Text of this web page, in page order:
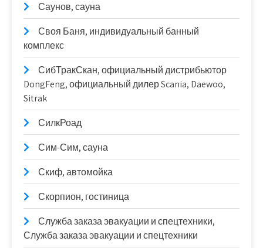
Саунов, сауна
Своя Баня, индивидуальный банный
комплекс
СибТракСкан, официальный дистрибьютор
DongFeng, официальный дилер Scania, Daewoo,
Sitrak
СилкРоад
Сим-Сим, сауна
Скиф, автомойка
Скорпион, гостиница
Служба заказа эвакуации и спецтехники,
Служба заказа эвакуации и спецтехники